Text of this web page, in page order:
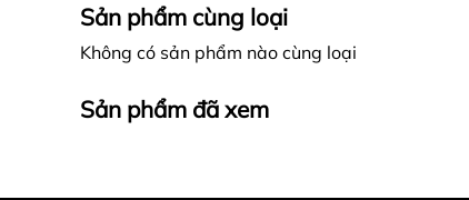
Sản phẩm cùng loại
Không có sản phẩm nào cùng loại
Sản phẩm đã xem